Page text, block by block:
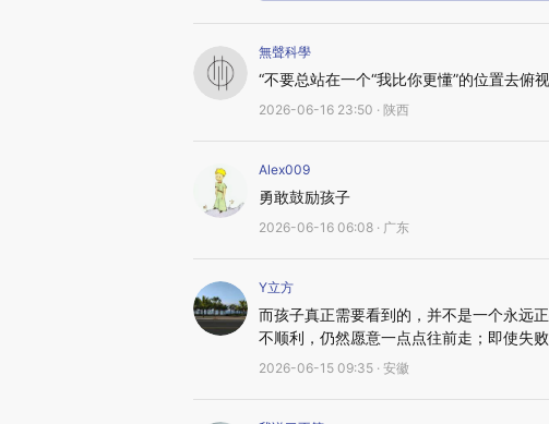
無聲科學
“不要总站在一个“我比你更懂”的位置去俯
2026-06-16 23:50 · 陕西
Alex009
勇敢鼓励孩子
2026-06-16 06:08 · 广东
Y立方
而孩子真正需要看到的，并不是一个永远
不顺利，仍然愿意一点点往前走；即使失
2026-06-15 09:35 · 安徽